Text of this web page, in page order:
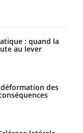
: quand la
au lever
des